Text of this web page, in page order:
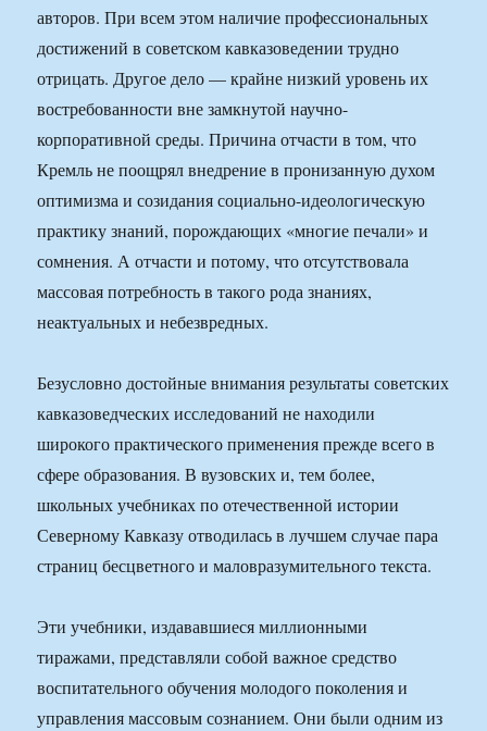
авторов. При всем этом наличие профессиональных
достижений в советском кавказоведении трудно
отрицать. Другое дело — крайне низкий уровень их
востребованности вне замкнутой научно-
корпоративной среды. Причина отчасти в том, что
Кремль не поощрял внедрение в пронизанную духом
оптимизма и созидания социально-идеологическую
практику знаний, порождающих «многие печали» и
сомнения. А отчасти и потому, что отсутствовала
массовая потребность в такого рода знаниях,
неактуальных и небезвредных.
Безусловно достойные внимания результаты советских
кавказоведческих исследований не находили
широкого практического применения прежде всего в
сфере образования. В вузовских и, тем более,
школьных учебниках по отечественной истории
Северному Кавказу отводилась в лучшем случае пара
страниц бесцветного и маловразумительного текста.
Эти учебники, издававшиеся миллионными
тиражами, представляли собой важное средство
воспитательного обучения молодого поколения и
управления массовым сознанием. Они были одним из